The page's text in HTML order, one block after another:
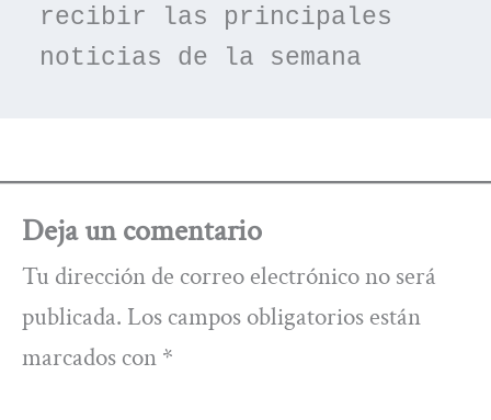
recibir las principales
noticias de la semana
Deja un comentario
Tu dirección de correo electrónico no será
publicada. Los campos obligatorios están
marcados con *